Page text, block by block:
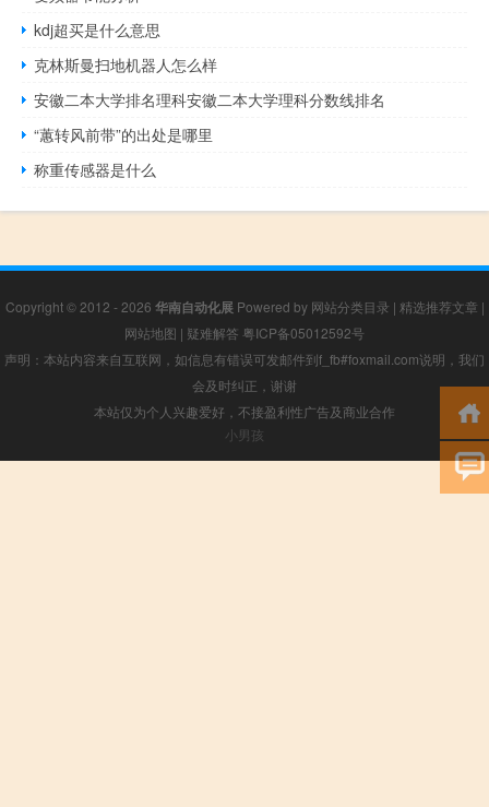
kdj超买是什么意思
克林斯曼扫地机器人怎么样
安徽二本大学排名理科安徽二本大学理科分数线排名
“蕙转风前带”的出处是哪里
称重传感器是什么
Copyright © 2012 - 2026 华南自动化展Powered by 网站分类目录 | 精选推荐文章 |
网站地图 | 疑难解答 粤ICP备05012592号
声明：本站内容来自互联网，如信息有错误可发邮件到f_fb#foxmail.com说明，我们
会及时纠正，谢谢
本站仅为个人兴趣爱好，不接盈利性广告及商业合作
小男孩